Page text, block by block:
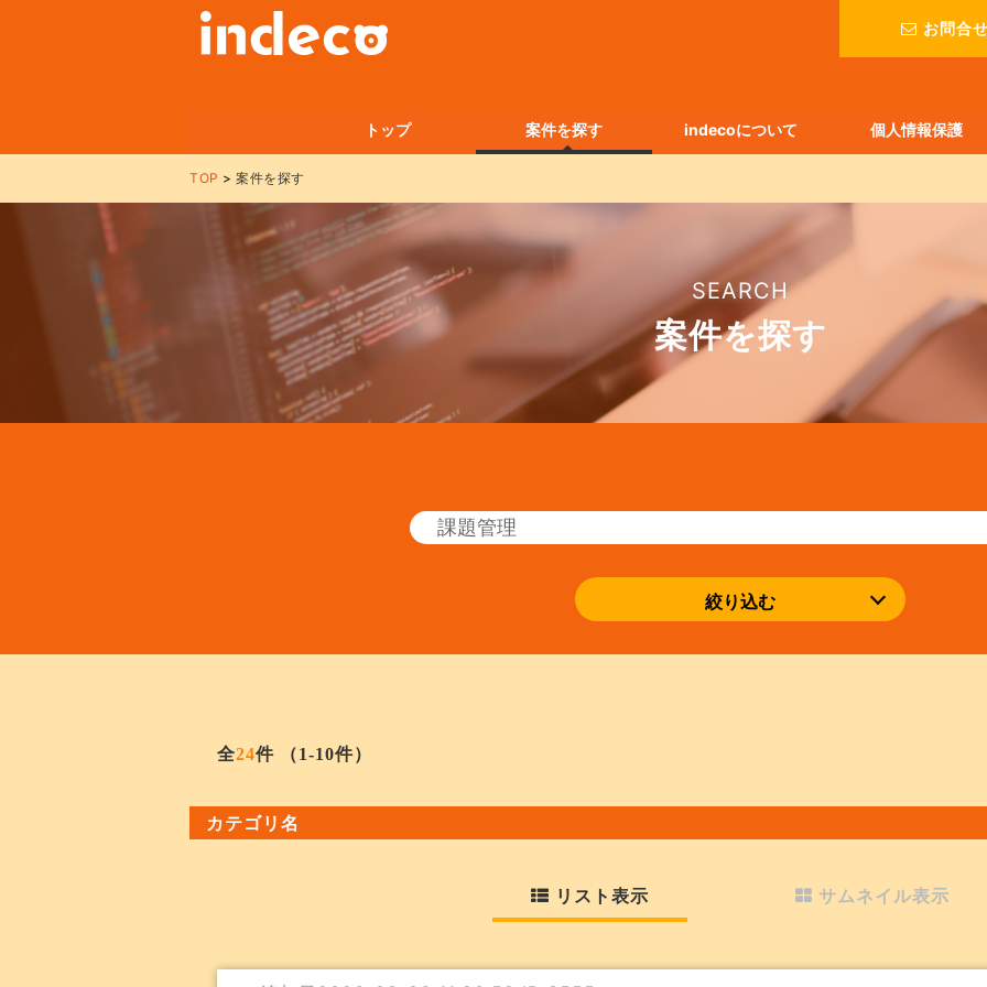
お問合
トップ 案件を探す indecoについて 個人情報保護
TOP 案件を探す
SEARCH
案件を探す
絞り込む
全24件 （1-10件）
カテゴリ名
リスト表示 サムネイル表示